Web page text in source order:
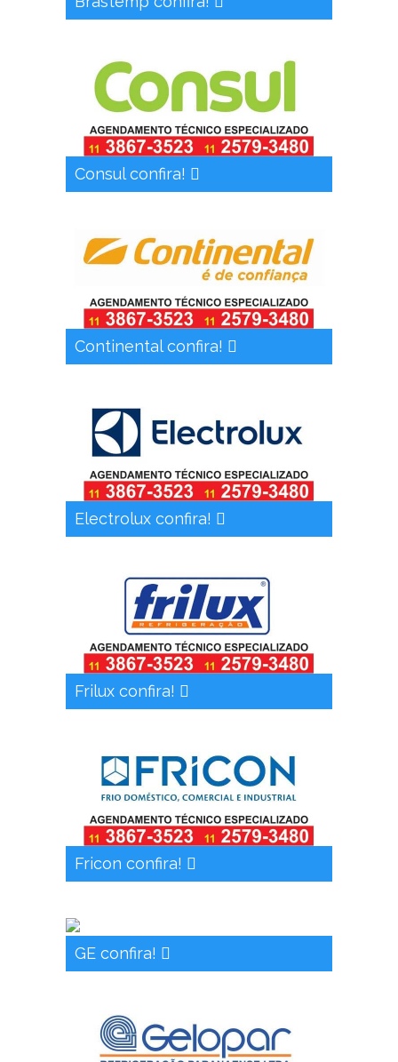
Consul confira!
Continental confira!
Electrolux confira!
Frilux confira!
Fricon confira!
GE confira!